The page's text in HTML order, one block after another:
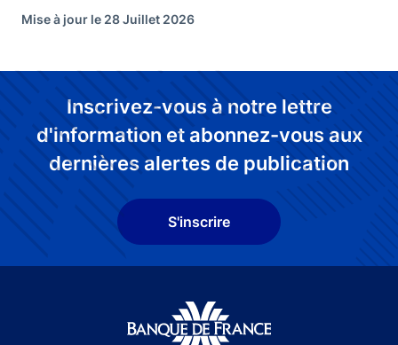
Mise à jour le 28 Juillet 2026
Inscrivez-vous à notre lettre
d'information et abonnez-vous aux
dernières alertes de publication
S'inscrire